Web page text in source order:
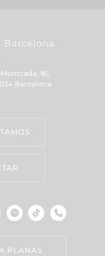
Barcelona
16,
Barcelona
PLANAS